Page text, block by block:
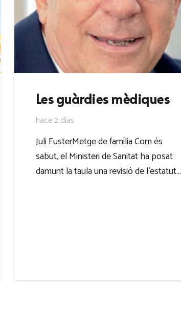
Les guàrdies mèdiques
hace 2 días
Juli FusterMetge de família Com és
sabut, el Ministeri de Sanitat ha posat
damunt la taula una revisió de l’estatut…